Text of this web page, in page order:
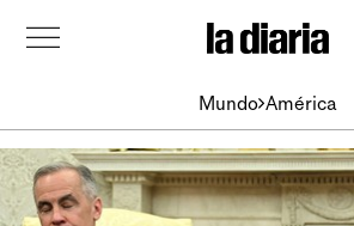
Mundo América